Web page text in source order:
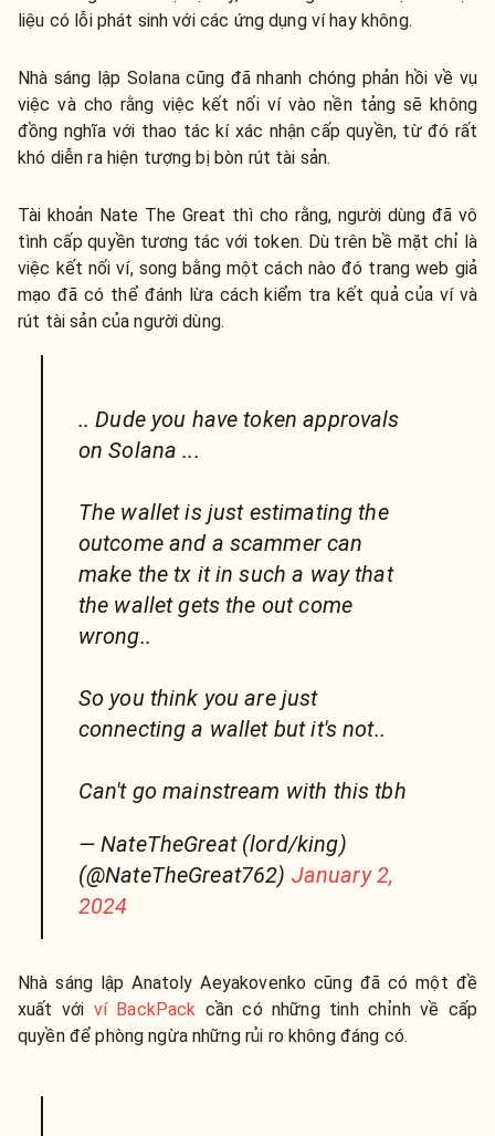
liệu có lỗi phát sinh với các ứng dụng ví hay không.
Nhà sáng lập Solana cũng đã nhanh chóng phản hồi về vụ
việc và cho rằng việc kết nối ví vào nền tảng sẽ không
đồng nghĩa với thao tác kí xác nhận cấp quyền, từ đó rất
khó diễn ra hiện tượng bị bòn rút tài sản.
Tài khoản Nate The Great thì cho rằng, người dùng đã vô
tình cấp quyền tương tác với token. Dù trên bề mặt chỉ là
việc kết nối ví, song bằng một cách nào đó trang web giả
mạo đã có thể đánh lừa cách kiểm tra kết quả của ví và
rút tài sản của người dùng.
.. Dude you have token approvals
on Solana ...
The wallet is just estimating the
outcome and a scammer can
make the tx it in such a way that
the wallet gets the out come
wrong..
So you think you are just
connecting a wallet but it's not..
Can't go mainstream with this tbh
— NateTheGreat (lord/king)
(@NateTheGreat762) January 2,
2024
Nhà sáng lập Anatoly Aeyakovenko cũng đã có một đề
xuất với ví BackPack cần có những tinh chỉnh về cấp
quyền để phòng ngừa những rủi ro không đáng có.